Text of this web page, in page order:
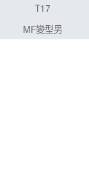
T17
MF變型男